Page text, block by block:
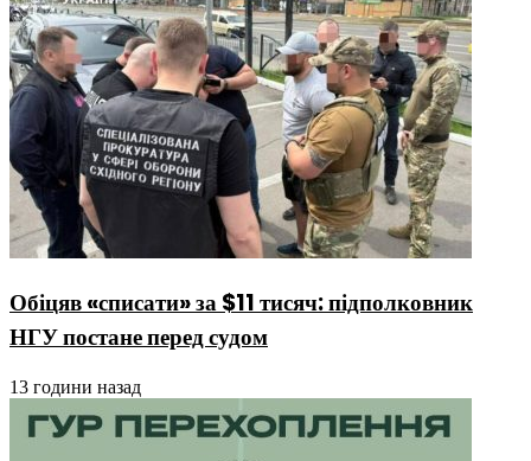
Обіцяв «списати» за $11 тисяч: підполковник
НГУ постане перед судом
13 години назад